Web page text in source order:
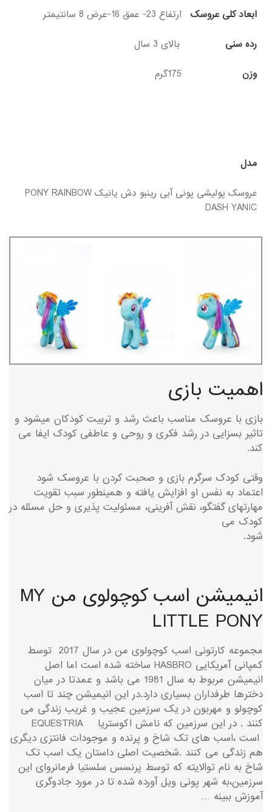
ابعاد کلی عروسک ارتفاع 23- عمق 16-عرض 8 سانتیمتر
رده سنی بالای 3 سال
وزن 175گرم
مدل
عروسک پولیشی پونی آبی رینبو دش یانیک PONY RAINBOW
DASH YANIC
اهمیت بازی
بازی با عروسک مناسب باعث رشد و تربیت کودکان میشود و
تاثیر بسزایی در رشد فکری و روحی و عاطفی کودک ایفا می
کند.
وقتی کودک سرگرم بازی و صحبت کردن با عروسک شود
اعتماد به نفس او افزایش یافته و همینطور سبب تقویت
مهارتهای گفتگو، نقش آفرینی، مسئولیت پذیری و حل مسئله در
کودک می
شود.
انیمیشن اسب کوچولوی من MY
LITTLE PONY
مجموعه کارتونی اسب کوچولوی من در سال 2017 توسط
کمپانی آمریکایی HASBRO ساخته شده است اما اصل
انیمیشن مربوط به سال 1981 می باشد و عمدتا در میان
دخترها طرفداران بسیاری دارد.در این انیمیشن چند تا اسب
کوچولو و مهربون در یک سرزمین عجیب و غریب زندگی می
کنند . در این سرزمین که نامش اکوستریا EQUESTRIA
است ،اسب های تک شاخ و پرنده و موجودات فانتزی دیگری
هم زندگی می کنند .شخصیت اصلی داستان یک اسب تک
شاخ به نام توالایته که توسط پرنسس سلستیا فرمانروای این
سرزمین،به شهر پونی ویل آورده شده تا در مورد جادوگری
آموزش ببینه …